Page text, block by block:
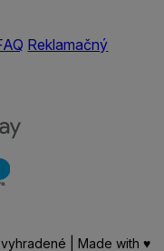
Reklamačný
| Made with ♥